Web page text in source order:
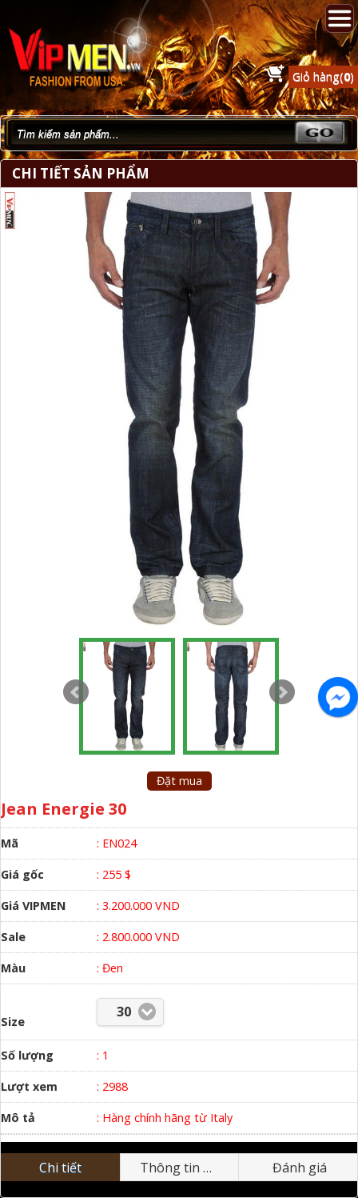
Giỏ hàng(0)
CHI TIẾT SẢN PHẨM
Đặt mua
Jean Energie 30
Mã : EN024
Giá gốc : 255 $
Giá VIPMEN : 3.200.000 VND
Sale : 2.800.000 VND
Màu : Đen
Size
30
Số lượng : 1
Lượt xem : 2988
Mô tả : Hàng chính hãng từ Italy
Chi tiết Thông tin nhãn hiệu Đánh giá